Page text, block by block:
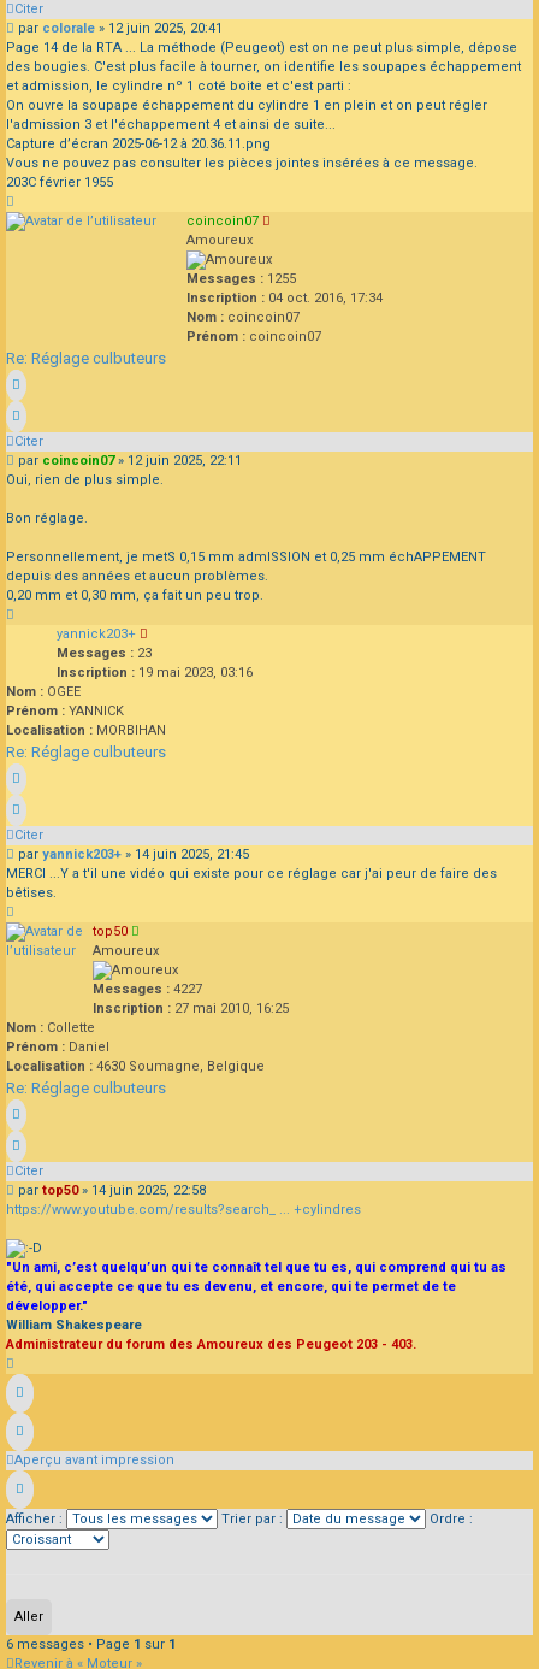
Citer
Message
par colorale » 12 juin 2025, 20:41
Page 14 de la RTA ... La méthode (Peugeot) est on ne peut plus simple, dépose
des bougies. C'est plus facile à tourner, on identifie les soupapes échappement
et admission, le cylindre nº 1 coté boite et c'est parti :
On ouvre la soupape échappement du cylindre 1 en plein et on peut régler
l'admission 3 et l'échappement 4 et ainsi de suite...
Capture d’écran 2025-06-12 à 20.36.11.png
Vous ne pouvez pas consulter les pièces jointes insérées à ce message.
203C février 1955
coincoin07
Amoureux
Messages : 1255
Inscription : 04 oct. 2016, 17:34
Nom : coincoin07
Prénom : coincoin07
Re: Réglage culbuteurs
Citer
Message
par coincoin07» 12 juin 2025, 22:11
Oui, rien de plus simple.
Bon réglage.
Personnellement, je metS 0,15 mm admISSION et 0,25 mm échAPPEMENT
depuis des années et aucun problèmes.
0,20 mm et 0,30 mm, ça fait un peu trop.
yannick203+
Messages : 23
Inscription : 19 mai 2023, 03:16
Nom : OGEE
Prénom : YANNICK
Localisation : MORBIHAN
Re: Réglage culbuteurs
Citer
Message
par yannick203+ » 14 juin 2025, 21:45
MERCI ...Y a t'il une vidéo qui existe pour ce réglage car j'ai peur de faire des
bêtises.
top50
Amoureux
Messages : 4227
Inscription : 27 mai 2010, 16:25
Nom : Collette
Prénom : Daniel
Localisation : 4630 Soumagne, Belgique
Re: Réglage culbuteurs
Citer
Message
par top50» 14 juin 2025, 22:58
https://www.youtube.com/results?search_ ... +cylindres
"Un ami, c’est quelqu’un qui te connaît tel que tu es, qui comprend qui tu as
été, qui accepte ce que tu es devenu, et encore, qui te permet de te
développer."
William Shakespeare
Administrateur du forum des Amoureux des Peugeot 203 - 403.
Aperçu avant impression
Afficher : Trier par : Ordre :
6 messages • Page 1 sur 1
Revenir à « Moteur »